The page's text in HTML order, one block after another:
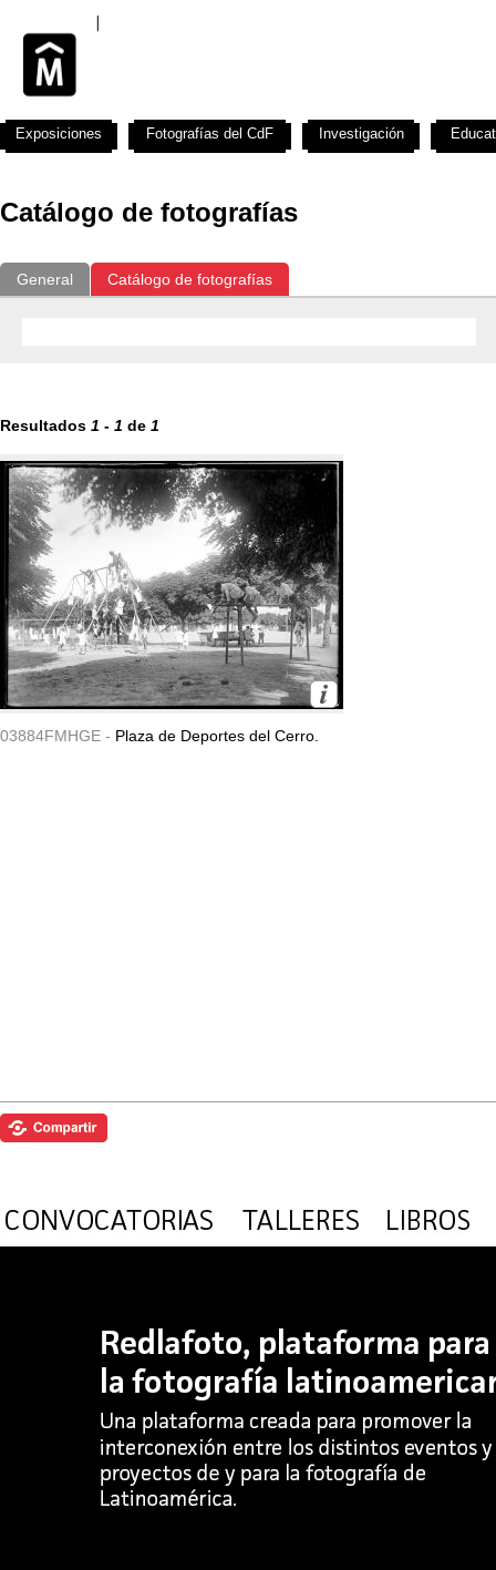
Catálogo de fotografías
General Catálogo de fotografías
Resultados 1 - 1 de 1
03884FMHGE - Plaza de Deportes del Cerro.
Exposiciones Fotografías del CdF Investigación